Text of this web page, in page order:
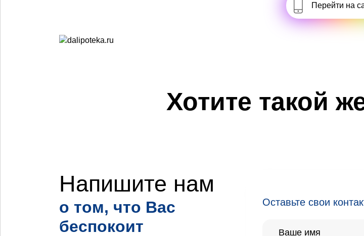
Перейти на
Хотите такой
Напишите нам
о том, что Вас
беспокоит
Оставьте свои